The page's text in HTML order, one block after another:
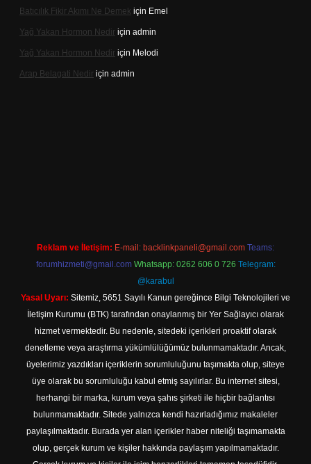
Batıcılık Fikir Akımı Ne Demek için Emel
Yağ Yakan Hormon Nedir için admin
Yağ Yakan Hormon Nedir için Melodi
Arap Belagati Nedir için admin
Reklam ve İletişim: E-mail: backlinkpaneli@gmail.com Teams:
forumhizmeti@gmail.com Whatsapp: 0262 606 0 726 Telegram:
@karabul
Yasal Uyarı: Sitemiz, 5651 Sayılı Kanun gereğince Bilgi Teknolojileri ve
İletişim Kurumu (BTK) tarafından onaylanmış bir Yer Sağlayıcı olarak
hizmet vermektedir. Bu nedenle, sitedeki içerikleri proaktif olarak
denetleme veya araştırma yükümlülüğümüz bulunmamaktadır. Ancak,
üyelerimiz yazdıkları içeriklerin sorumluluğunu taşımakta olup, siteye
üye olarak bu sorumluluğu kabul etmiş sayılırlar. Bu internet sitesi,
herhangi bir marka, kurum veya şahıs şirketi ile hiçbir bağlantısı
bulunmamaktadır. Sitede yalnızca kendi hazırladığımız makaleler
paylaşılmaktadır. Burada yer alan içerikler haber niteliği taşımamakta
olup, gerçek kurum ve kişiler hakkında paylaşım yapılmamaktadır.